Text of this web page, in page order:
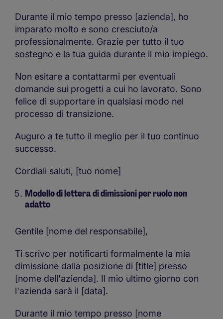
Durante il mio tempo presso [azienda], ho
imparato molto e sono cresciuto/a
professionalmente. Grazie per tutto il tuo
sostegno e la tua guida durante il mio impiego.
Non esitare a contattarmi per eventuali
domande sui progetti a cui ho lavorato. Sono
felice di supportare in qualsiasi modo nel
processo di transizione.
Auguro a te tutto il meglio per il tuo continuo
successo.
Cordiali saluti, [tuo nome]
Modello di lettera di dimissioni per ruolo non
adatto
Gentile [nome del responsabile],
Ti scrivo per notificarti formalmente la mia
dimissione dalla posizione di [title] presso
[nome dell'azienda]. Il mio ultimo giorno con
l'azienda sarà il [data].
Durante il mio tempo presso [nome